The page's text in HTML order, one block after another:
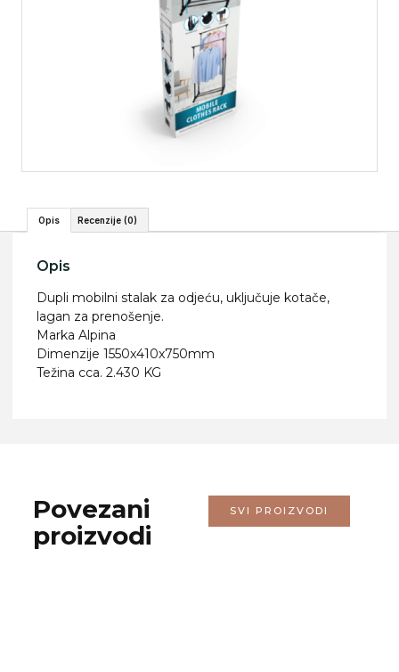
Opis Recenzije (0)
Opis
Dupli mobilni stalak za odjeću, uključuje kotače,
lagan za prenošenje.
Marka Alpina
Dimenzije 1550x410x750mm
Težina cca. 2.430 KG
Povezani
proizvodi
SVI PROIZVODI